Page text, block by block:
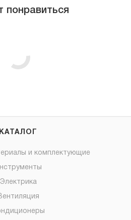
КАТАЛОГ
и комплектующие
Электрика